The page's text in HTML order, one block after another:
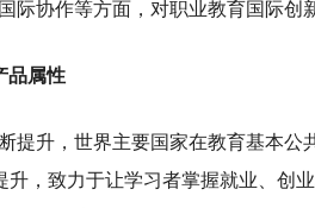
际协作等方面，对职业教育国际创
品属性
提升，世界主要国家在教育基本公
升，致力于让学习者掌握就业、创